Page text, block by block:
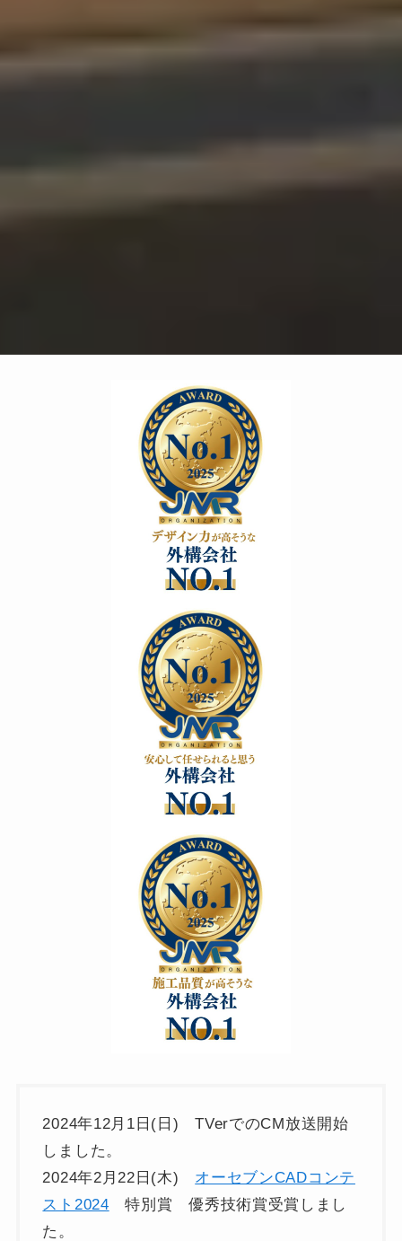
2024年12月1日(日) TVerでのCM放送開始
しました。
2024年2月22日(木) オーセブンCADコンテ
スト2024 特別賞 優秀技術賞受賞しまし
た。